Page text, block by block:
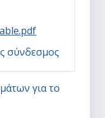
σύνδεσμος
για το